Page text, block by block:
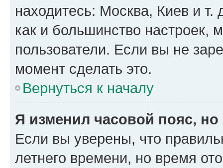
находитесь: Москва, Киев и т.
как и большинство настроек,
пользователи. Если вы не
момент сделать это.
Вернуться к началу
Я изменил часовой пояс,
Если вы уверены, что
летнего времени, но время